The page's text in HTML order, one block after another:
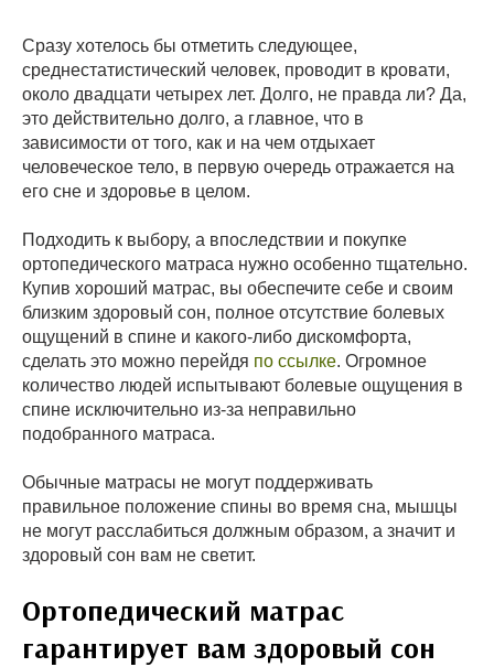
Сразу хотелось бы отметить следующее,
среднестатистический человек, проводит в кровати,
около двадцати четырех лет. Долго, не правда ли? Да,
это действительно долго, а главное, что в
зависимости от того, как и на чем отдыхает
человеческое тело, в первую очередь отражается на
его сне и здоровье в целом.
Подходить к выбору, а впоследствии и покупке
ортопедического матраса нужно особенно тщательно.
Купив хороший матрас, вы обеспечите себе и своим
близким здоровый сон, полное отсутствие болевых
ощущений в спине и какого-либо дискомфорта,
сделать это можно перейдя по ссылке. Огромное
количество людей испытывают болевые ощущения в
спине исключительно из-за неправильно
подобранного матраса.
Обычные матрасы не могут поддерживать
правильное положение спины во время сна, мышцы
не могут расслабиться должным образом, а значит и
здоровый сон вам не светит.
Ортопедический матрас
гарантирует вам здоровый сон